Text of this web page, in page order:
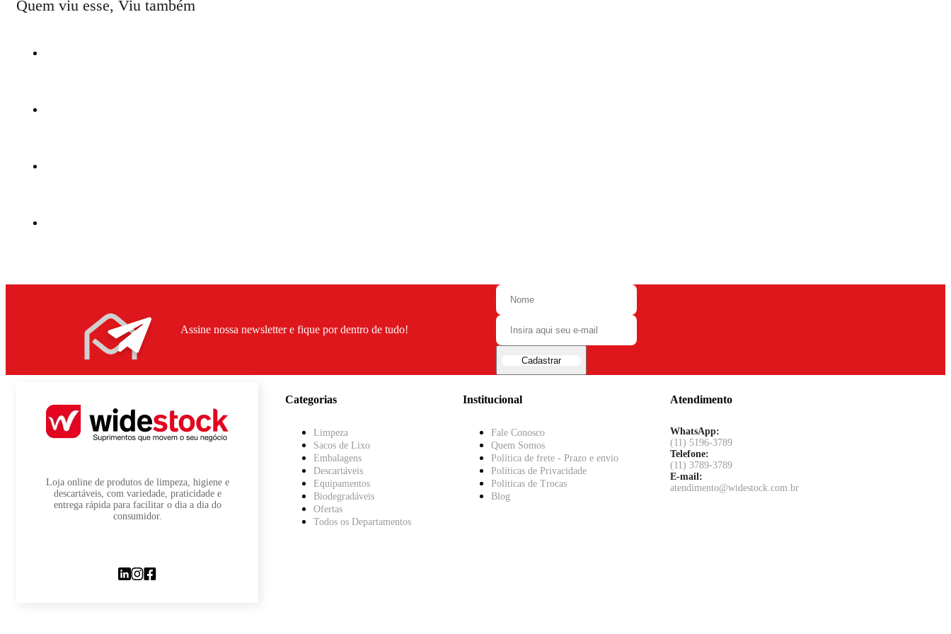
Quem viu esse, Viu também
Assine nossa newsletter e fique por dentro de tudo!
Cadastrar
Loja online de produtos de limpeza, higiene e
descartáveis, com variedade, praticidade e
entrega rápida para facilitar o dia a dia do
consumidor.
Categorias
Limpeza
Sacos de Lixo
Embalagens
Descartáveis
Equipamentos
Biodegradáveis
Ofertas
Todos os Departamentos
Institucional
Fale Conosco
Quem Somos
Política de frete - Prazo e envio
Políticas de Privacidade
Políticas de Trocas
Blog
Atendimento
WhatsApp:
(11) 5196-3789
Telefone:
(11) 3789-3789
E-mail:
atendimento@widestock.com.br